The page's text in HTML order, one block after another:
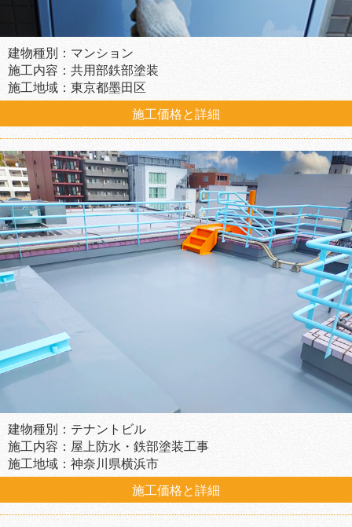
建物種別：マンション
施工内容：共用部鉄部塗装
施工地域：東京都墨田区
施工価格と詳細
建物種別：テナントビル
施工内容：屋上防水・鉄部塗装工事
施工地域：神奈川県横浜市
施工価格と詳細